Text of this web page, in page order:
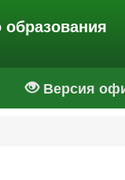
Версия